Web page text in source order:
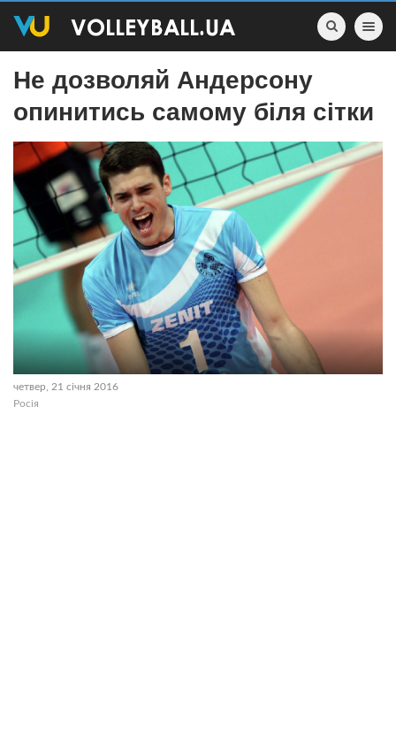
Toggle
Не дозволяй Андерсону
опинитись самому біля сітки
четвер, 21 січня 2016
Росія